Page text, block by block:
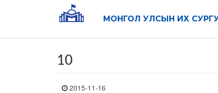
МОНГОЛ УЛСЫН ИХ
10
2015-11-16